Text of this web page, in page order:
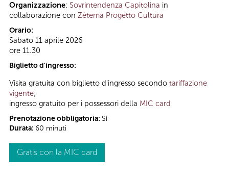
Organizzazione: Sovrintendenza Capitolina in
collaborazione con Zètema Progetto Cultura
Orario:
Sabato 11 aprile 2026
ore 11.30
Biglietto d'ingresso:
Visita gratuita con biglietto d'ingresso secondo tariffazione
vigente;
ingresso gratuito per i possessori della MIC card
Prenotazione obbligatoria: Sì
Durata: 60 minuti
Gratis con la MIC card